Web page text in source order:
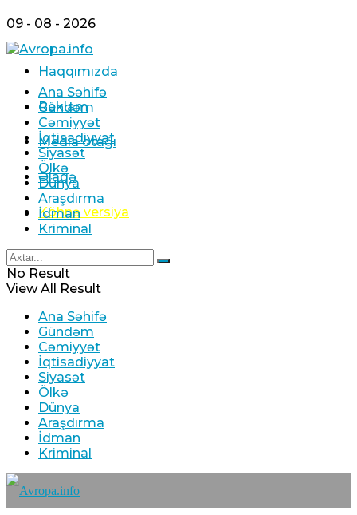
09 - 08 - 2026
Haqqımızda
Reklam
Media otağı
Əlaqə
Köhnə versiya
Ana Səhifə
Gündəm
Cəmiyyət
İqtisadiyyat
Siyasət
Ölkə
Dünya
Araşdırma
İdman
Kriminal
No Result
View All Result
Ana Səhifə
Gündəm
Cəmiyyət
İqtisadiyyat
Siyasət
Ölkə
Dünya
Araşdırma
İdman
Kriminal